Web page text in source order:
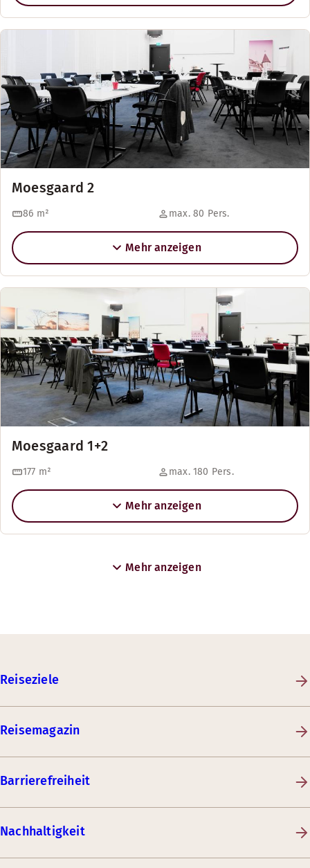
Moesgaard 2
86 m² max. 80 Pers.
Mehr anzeigen
Moesgaard 1+2
177 m² max. 180 Pers.
Mehr anzeigen
Mehr anzeigen
Reiseziele
Reisemagazin
Barrierefreiheit
Nachhaltigkeit